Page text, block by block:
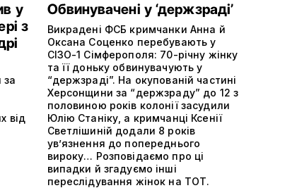
у
з
за
від
Обвинувачені у ‘держзраді’
Викрадені ФСБ кримчанки Анна й
Оксана Соценко перебувають у
СІЗО-1 Сімферополя: 70-річну жінку
та її доньку обвинувачують у
“держзраді”. На окупованій частині
Херсонщини за “держзраду” до 12 з
половиною років колонії засудили
Юлію Станіку, а кримчанці Ксенії
Светлішиній додали 8 років
ув’язнення до попереднього
вироку… Розповідаємо про ці
випадки й згадуємо інші
переслідування жінок на ТОТ.